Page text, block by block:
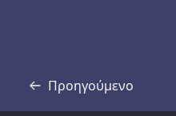
Προηγούμενο
Απομαγνητοφώνηση